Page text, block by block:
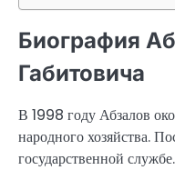
Биография
Габитовича
В 1998 году Абзалов
народного хозяйства.
государственной службе.